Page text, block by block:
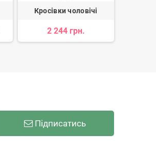
Кросівки чоловічі
2 244 грн.
Підписатись